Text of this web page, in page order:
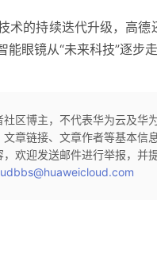
术的持续迭代升级，高
眼镜从“未来科技”逐步走
社区博主，不代表华为云及
章链接、文章作者等基本信
欢迎发送邮件进行举报，并